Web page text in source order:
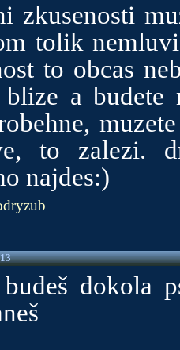
zkusenosti
tolik
to obcas
blize a
to zalezi.
najdes:)
dokola